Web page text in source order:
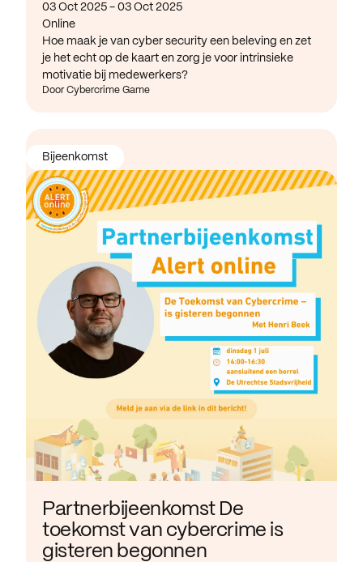
03 Oct 2025 - 03 Oct 2025
Online
Hoe maak je van cyber security een beleving en zet
je het echt op de kaart en zorg je voor intrinsieke
motivatie bij medewerkers?
Door Cybercrime Game
Partnerbijeenkomst De
toekomst van cybercrime is
gisteren begonnen
Bijeenkomst